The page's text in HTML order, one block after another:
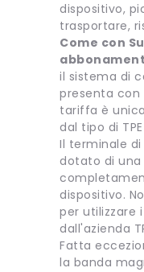
dispositivo,
trasportare,
Come con
il sistema di
presenta con
tariffa è
dal tipo di
Il terminale
dotato di una
dispositivo.
per utilizzare
dall'azienda
Fatta
la banda